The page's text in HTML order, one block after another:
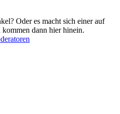
Oder es macht sich einer auf
dann hier hinein.